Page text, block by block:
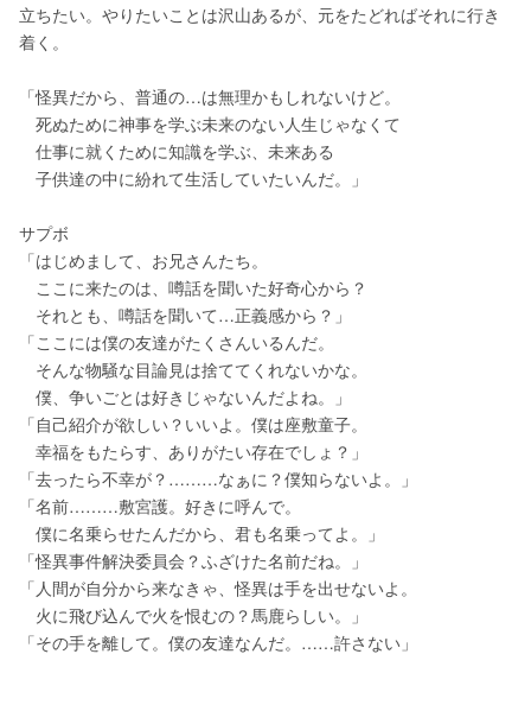
立ちたい。やりたいことは沢山あるが、元をたどればそれに行き
着く。
「怪異だから、普通の…は無理かもしれないけど。
死ぬために神事を学ぶ未来のない人生じゃなくて
仕事に就くために知識を学ぶ、未来ある
子供達の中に紛れて生活していたいんだ。」
サプボ
「はじめまして、お兄さんたち。
ここに来たのは、噂話を聞いた好奇心から？
それとも、噂話を聞いて…正義感から？」
「ここには僕の友達がたくさんいるんだ。
そんな物騒な目論見は捨ててくれないかな。
僕、争いごとは好きじゃないんだよね。」
「自己紹介が欲しい？いいよ。僕は座敷童子。
幸福をもたらす、ありがたい存在でしょ？」
「去ったら不幸が？………なぁに？僕知らないよ。」
「名前………敷宮護。好きに呼んで。
僕に名乗らせたんだから、君も名乗ってよ。」
「怪異事件解決委員会？ふざけた名前だね。」
「人間が自分から来なきゃ、怪異は手を出せないよ。
火に飛び込んで火を恨むの？馬鹿らしい。」
「その手を離して。僕の友達なんだ。……許さない」